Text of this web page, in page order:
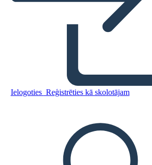
Ielogoties Reģistrēties kā skolotājam
Kopējiet šo stāstu tabulu
IZVEIDOT STĀSTU SHĒMU
IZLASI MAN